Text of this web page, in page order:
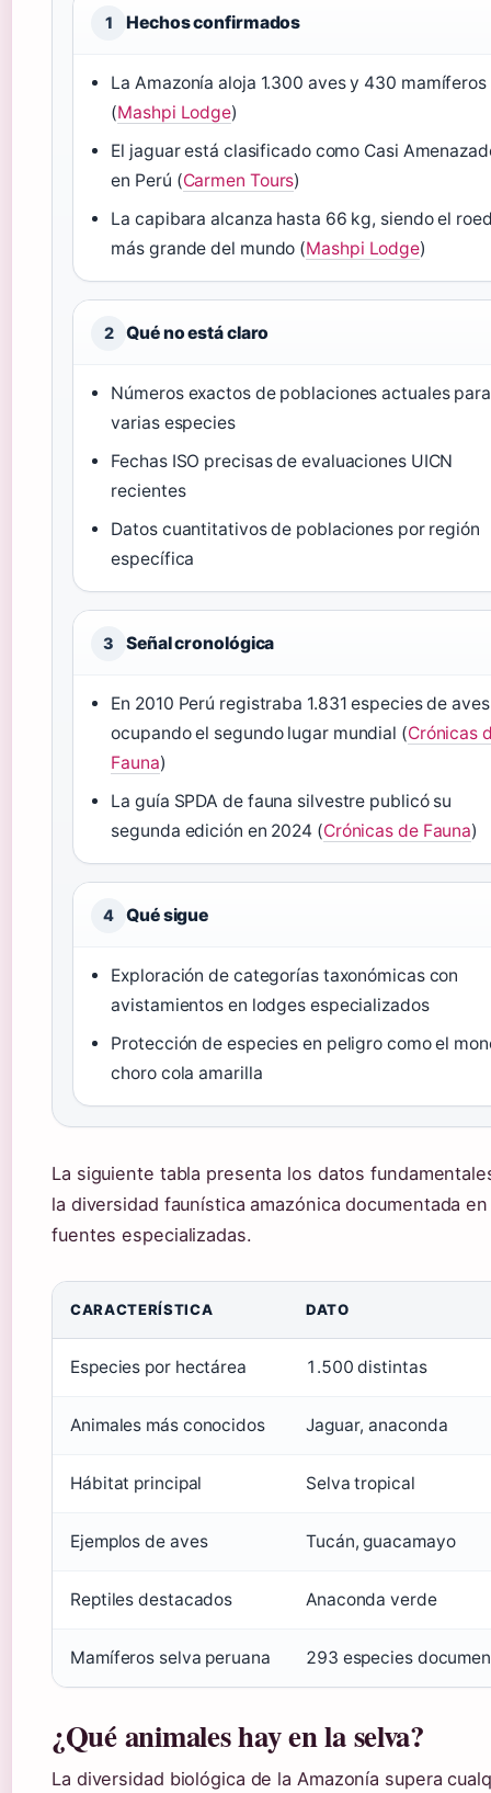
1 Hechos confirmados
La Amazonía aloja 1.300 aves y 430 mamíferos
(Mashpi Lodge)
El jaguar está clasificado como Casi
en Perú (Carmen Tours)
La capibara alcanza hasta 66 kg, siendo el
más grande del mundo (Mashpi Lodge)
2 Qué no está claro
Números exactos de poblaciones actuales para
varias especies
Fechas ISO precisas de evaluaciones UICN
recientes
Datos cuantitativos de poblaciones por región
específica
3 Señal cronológica
En 2010 Perú registraba 1.831 especies de
ocupando el segundo lugar mundial (Crónicas
Fauna)
La guía SPDA de fauna silvestre publicó su
segunda edición en 2024 (Crónicas de Fauna)
4 Qué sigue
Exploración de categorías taxonómicas con
avistamientos en lodges especializados
Protección de especies en peligro como el
choro cola amarilla
La siguiente tabla presenta los datos
la diversidad faunística amazónica documentada en
fuentes especializadas.
CARACTERÍSTICA DATO
Especies por hectárea 1.500 distintas
Animales más conocidos Jaguar, anaconda
Hábitat principal Selva tropical
Ejemplos de aves Tucán, guacamayo
Reptiles destacados Anaconda verde
Mamíferos selva peruana 293 especies
¿Qué animales hay en la selva?
La diversidad biológica de la Amazonía supera